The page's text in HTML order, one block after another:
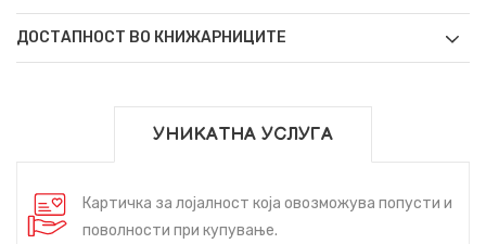
ДОСТАПНОСТ ВО КНИЖАРНИЦИТЕ
УНИКАТНА УСЛУГА
Картичка за лојалност која овозможува попусти и
поволности при купување.